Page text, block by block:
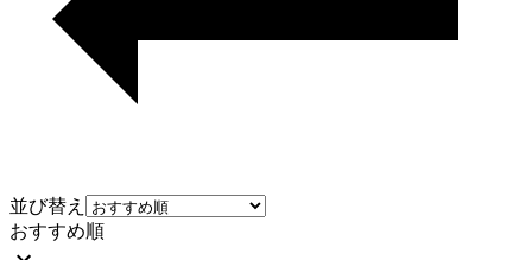
並び替え
おすすめ順